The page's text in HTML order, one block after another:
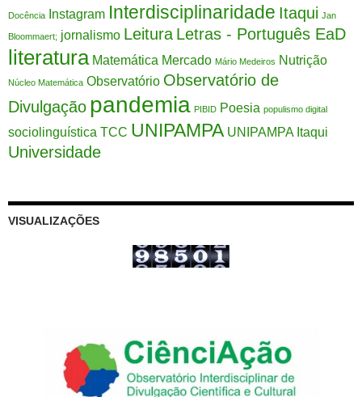
Docência Instagram Interdisciplinaridade Itaqui Jan
Bloommaert; jornalismo Leitura Letras - Português EaD
literatura Matemática Mercado Mário Medeiros Nutrição
Núcleo Matemática Observatório Observatório de
Divulgação pandemia PIBID Poesia populismo digital
sociolinguística TCC UNIPAMPA UNIPAMPA Itaqui
Universidade
VISUALIZAÇÕES